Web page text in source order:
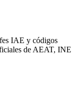
IAE y códigos
de AEAT, INE